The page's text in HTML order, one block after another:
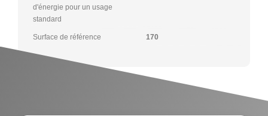
d'énergie pour un usage
standard
Surface de référence 170